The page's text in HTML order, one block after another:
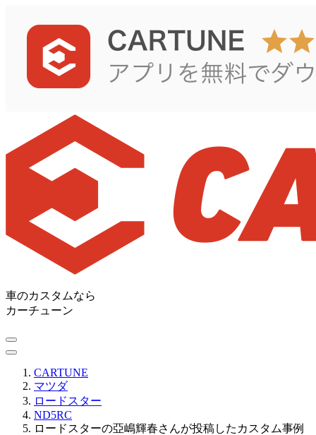
車のカスタムなら
カーチューン
CARTUNE
マツダ
ロードスター
ND5RC
ロードスターの亞嶋輝春さんが投稿したカスタム事例